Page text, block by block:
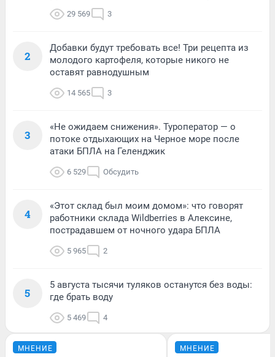
29 569 3
2
Добавки будут требовать все! Три рецепта из
молодого картофеля, которые никого не
оставят равнодушным
14 565 3
3
«Не ожидаем снижения». Туроператор — о
потоке отдыхающих на Черное море после
атаки БПЛА на Геленджик
6 529 Обсудить
4
«Этот склад был моим домом»: что говорят
работники склада Wildberries в Алексине,
пострадавшем от ночного удара БПЛА
5 965 2
5
5 августа тысячи туляков останутся без воды:
где брать воду
5 469 4
МНЕНИЕ МНЕНИЕ